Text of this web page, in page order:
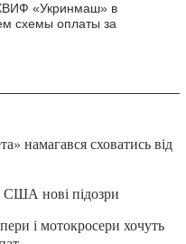
«Укринмаш» в
схемы оплаты за
намагався сховатись від
нові підозри
і мотокросери хочуть